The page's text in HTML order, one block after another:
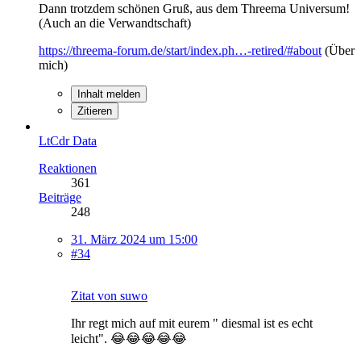
Dann trotzdem schönen Gruß, aus dem Threema Universum!
(Auch an die Verwandtschaft)
https://threema-forum.de/start/index.ph…-retired/#about (Über
mich)
Inhalt melden
Zitieren
LtCdr Data
Reaktionen
361
Beiträge
248
31. März 2024 um 15:00
#34
Zitat von suwo
Ihr regt mich auf mit eurem " diesmal ist es echt
leicht". 😂😂😂😂😂